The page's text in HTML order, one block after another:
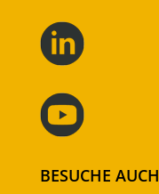
BESUCHE AUCH